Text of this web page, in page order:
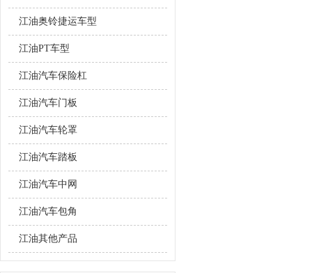
江油奥铃捷运车型
江油PT车型
江油汽车保险杠
江油汽车门板
江油汽车轮罩
江油汽车踏板
江油汽车中网
江油汽车包角
江油其他产品